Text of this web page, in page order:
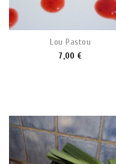
Lou Pastou
7,00 €